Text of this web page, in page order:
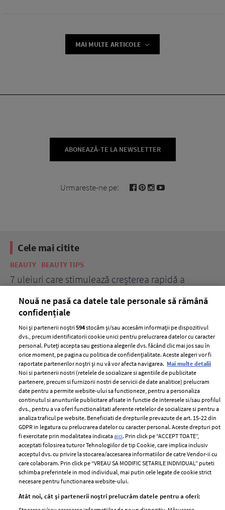
MAI MULTE ARTICOLE
ABONEAZĂ-TE LA NEWSLETTER
Urmareste-ne pe:
Cele mai citite
BEAUTY BEAUTY TIPS
7 uleiuri care stimulează creșterea rapidă a
ELLE Style Awards
2024
Despre ELLE
Romania
Contact
Abonamente
Termeni si conditii
Politica de
confidențialitate
Politica de cookies
Publicitate
GSP
femei
Nouă ne pasă ca datele tale personale să rămână
confidențiale
Noi și partenerii noștri594stocăm și/sau accesăm informații pe dispozitivul
dvs., precum identificatorii cookie unici pentru prelucrarea datelor cu caracter
personal. Puteți accepta sau gestiona alegerile dvs. făcând clic mai jos sau în
orice moment, pe pagina cu politica de confidențialitate. Aceste alegeri vor fi
raportate partenerilor noștri și nu vă vor afecta navigarea. Mai multe detalii
Noi si partenerii nostri (retelele de socializare si agentiile de publicitate
partenere, precum si furnizorii nostri de servicii de date analitice) prelucram
date pentru a permite website-ului sa functioneze, pentru a personaliza
continutul si anunturile publicitare afisate in functie de interesele si/sau profilul
dvs., pentru a va oferi functionalitati aferente retelelor de socializare si pentru a
analiza traficul pe website. Beneficiati de drepturile prevazute de art. 15-22 din
GDPR in legatura cu prelucrarea datelor cu caracter personal. Aceste drepturi pot
fi exercitate prin modalitatea indicataaici. Prin click pe “ACCEPT TOATE”,
acceptati folosirea tuturor Tehnologiilor de tip Cookie, care implica inclusiv
acceptul dvs. cu privire la stocarea/accesarea informatiilor de catre Vendor-ii cu
care colaboram. Prin click pe “VREAU SA MODIFIC SETARILE INDIVIDUAL” puteti
schimba preferintele in mod individual, mai putin cele legate de cookie strict
necesare pentru functionarea website-ului.
Atât noi, cât și partenerii noștri prelucrăm datele pentru a oferi: